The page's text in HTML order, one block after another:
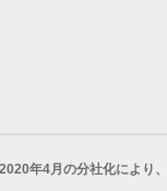
2020年4月の分社化により、